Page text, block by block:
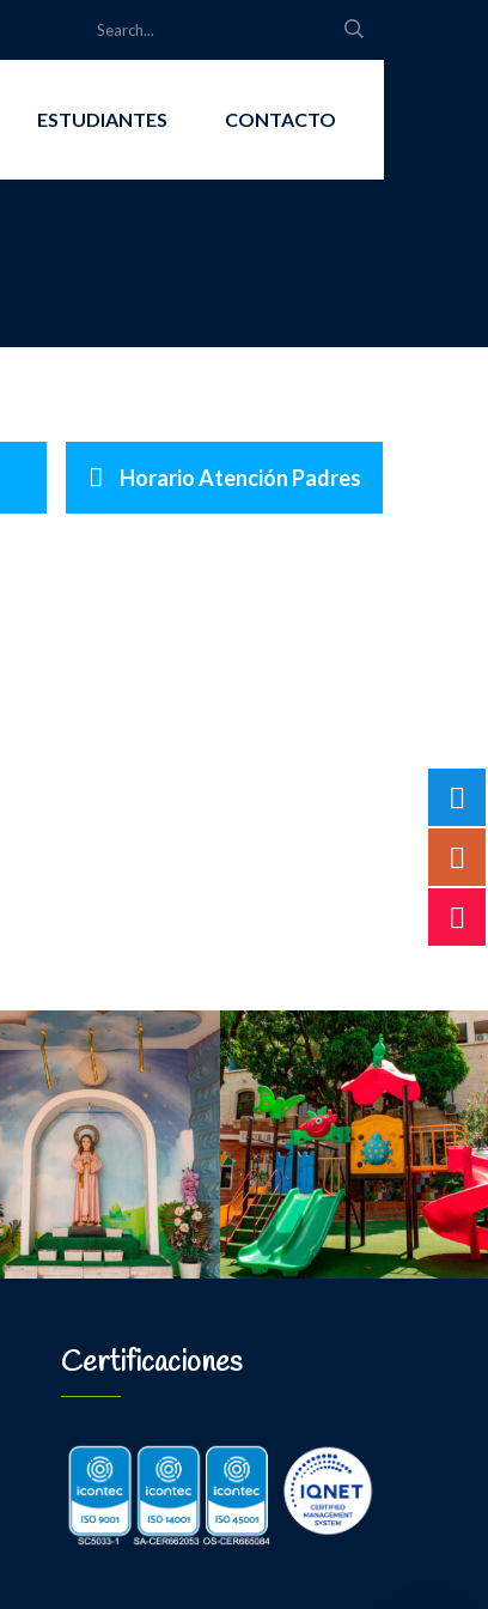
ESTUDIANTES CONTACTO
Horario Atención Padres
Certificaciones